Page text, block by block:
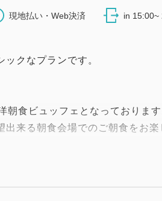
現地払い・Web決済 in 15:00~
ックなプランです。
朝食ビュッフェとなっております
出来る朝食会場でのご朝食をお楽